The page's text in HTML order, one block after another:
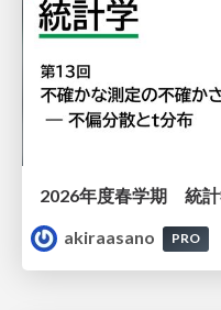
akiraasano
PRO